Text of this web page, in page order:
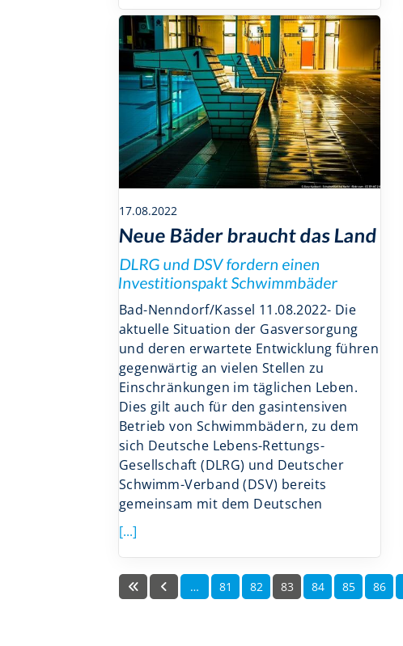
17.08.2022
Neue Bäder braucht das Land
DLRG und DSV fordern einen
Investitionspakt Schwimmbäder
Bad-Nenndorf/Kassel 11.08.2022- Die
aktuelle Situation der Gasversorgung
und deren erwartete Entwicklung führen
gegenwärtig an vielen Stellen zu
Einschränkungen im täglichen Leben.
Dies gilt auch für den gasintensiven
Betrieb von Schwimmbädern, zu dem
sich Deutsche Lebens-Rettungs-
Gesellschaft (DLRG) und Deutscher
Schwimm-Verband (DSV) bereits
gemeinsam mit dem Deutschen
[...]
… 81 82 83 84 85 86